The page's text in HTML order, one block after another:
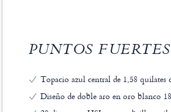
PUNTOS
Topacio azul central de 1,58
Diseño de doble aro en oro blanco